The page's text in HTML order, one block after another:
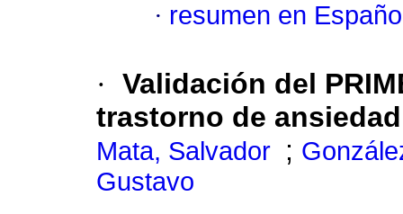
· resumen en
· Validación del
trastorno de
Mata, Salvador ;
Gustavo